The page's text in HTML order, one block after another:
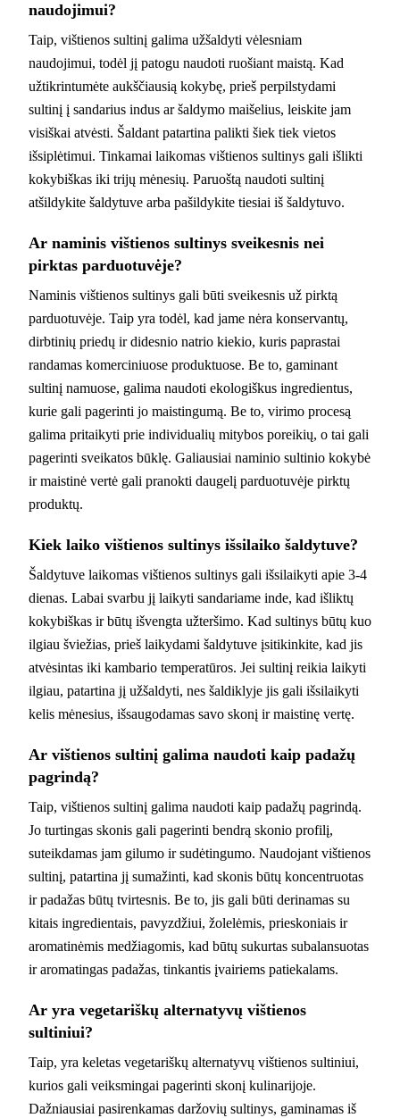
naudojimui?
Taip, vištienos sultinį galima užšaldyti vėlesniam
naudojimui, todėl jį patogu naudoti ruošiant maistą. Kad
užtikrintumėte aukščiausią kokybę, prieš perpilstydami
sultinį į sandarius indus ar šaldymo maišelius, leiskite jam
visiškai atvėsti. Šaldant patartina palikti šiek tiek vietos
išsiplėtimui. Tinkamai laikomas vištienos sultinys gali išlikti
kokybiškas iki trijų mėnesių. Paruoštą naudoti sultinį
atšildykite šaldytuve arba pašildykite tiesiai iš šaldytuvo.
Ar naminis vištienos sultinys sveikesnis nei
pirktas parduotuvėje?
Naminis vištienos sultinys gali būti sveikesnis už pirktą
parduotuvėje. Taip yra todėl, kad jame nėra konservantų,
dirbtinių priedų ir didesnio natrio kiekio, kuris paprastai
randamas komerciniuose produktuose. Be to, gaminant
sultinį namuose, galima naudoti ekologiškus ingredientus,
kurie gali pagerinti jo maistingumą. Be to, virimo procesą
galima pritaikyti prie individualių mitybos poreikių, o tai gali
pagerinti sveikatos būklę. Galiausiai naminio sultinio kokybė
ir maistinė vertė gali pranokti daugelį parduotuvėje pirktų
produktų.
Kiek laiko vištienos sultinys išsilaiko šaldytuve?
Šaldytuve laikomas vištienos sultinys gali išsilaikyti apie 3-4
dienas. Labai svarbu jį laikyti sandariame inde, kad išliktų
kokybiškas ir būtų išvengta užteršimo. Kad sultinys būtų kuo
ilgiau šviežias, prieš laikydami šaldytuve įsitikinkite, kad jis
atvėsintas iki kambario temperatūros. Jei sultinį reikia laikyti
ilgiau, patartina jį užšaldyti, nes šaldiklyje jis gali išsilaikyti
kelis mėnesius, išsaugodamas savo skonį ir maistinę vertę.
Ar vištienos sultinį galima naudoti kaip padažų
pagrindą?
Taip, vištienos sultinį galima naudoti kaip padažų pagrindą.
Jo turtingas skonis gali pagerinti bendrą skonio profilį,
suteikdamas jam gilumo ir sudėtingumo. Naudojant vištienos
sultinį, patartina jį sumažinti, kad skonis būtų koncentruotas
ir padažas būtų tvirtesnis. Be to, jis gali būti derinamas su
kitais ingredientais, pavyzdžiui, žolelėmis, prieskoniais ir
aromatinėmis medžiagomis, kad būtų sukurtas subalansuotas
ir aromatingas padažas, tinkantis įvairiems patiekalams.
Ar yra vegetariškų alternatyvų vištienos
sultiniui?
Taip, yra keletas vegetariškų alternatyvų vištienos sultiniui,
kurios gali veiksmingai pagerinti skonį kulinarijoje.
Dažniausiai pasirenkamas daržovių sultinys, gaminamas iš